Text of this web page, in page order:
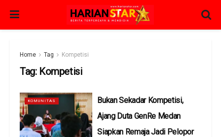
Home Tag Kompetisi
Tag: Kompetisi
KOMUNITAS
Bukan Sekadar Kompetisi,
Ajang Duta GenRe Medan
Siapkan Remaja Jadi Pelopor